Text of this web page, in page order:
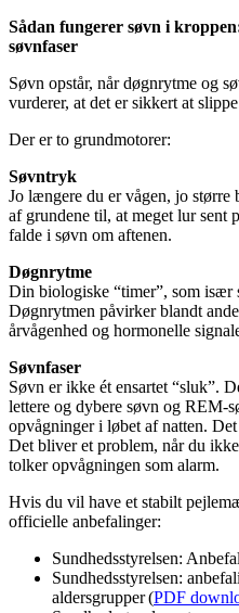
Sådan fungerer søvn i
søvnfaser
Søvn opstår, når døgnrytme og
vurderer, at det er sikkert at
Der er to grundmotorer:
Søvntryk
Jo længere du er vågen, jo
af grundene til, at meget lur sent
falde i søvn om aftenen.
Døgnrytme
Din biologiske “timer”, som især
Døgnrytmen påvirker blandt
årvågenhed og hormonelle
Søvnfaser
Søvn er ikke ét ensartet “sluk”.
lettere og dybere søvn og REM-
opvågninger i løbet af natten.
Det bliver et problem, når du
tolker opvågningen som alarm.
Hvis du vil have et stabilt
officielle anbefalinger:
Sundhedsstyrelsen:
Sundhedsstyrelsen:
aldersgrupper (PDF